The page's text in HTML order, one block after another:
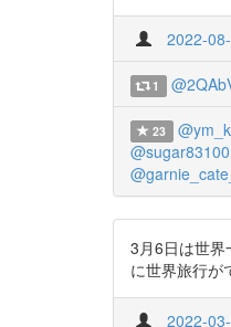
2022-
1
23
3月6日は世界
に世界旅行
2022-